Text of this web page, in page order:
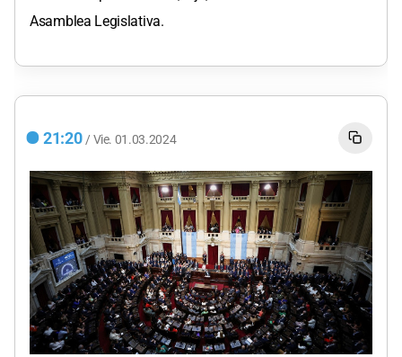
Asamblea Legislativa.
21:20 / Vie. 01.03.2024